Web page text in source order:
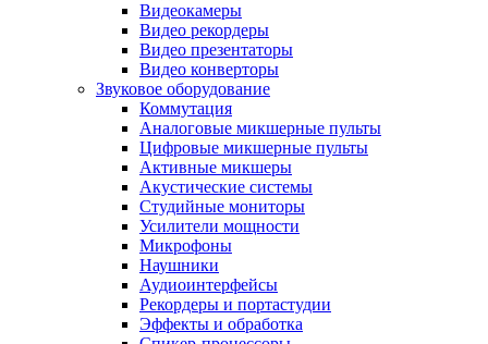
Видеокамеры
Видео рекордеры
Видео презентаторы
Видео конверторы
Звуковое оборудование
Коммутация
Аналоговые микшерные пульты
Цифровые микшерные пульты
Активные микшеры
Акустические системы
Студийные мониторы
Усилители мощности
Микрофоны
Наушники
Аудиоинтерфейсы
Рекордеры и портастудии
Эффекты и обработка